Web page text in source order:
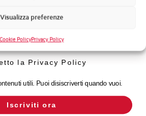
Visualizza preferenze
Cookie PolicyPrivacy Policy
aggiornamenti, novità di
la Privacy Policy
utili. Puoi disiscriverti quando vuoi.
Iscriviti ora